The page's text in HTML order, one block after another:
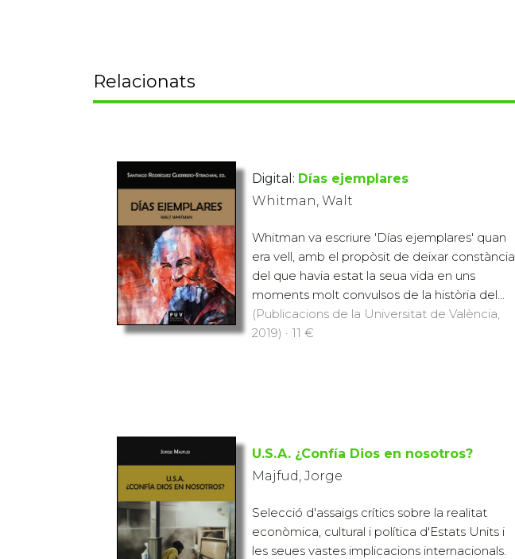
Relacionats
Digital: Días ejemplares
Whitman, Walt
Whitman va escriure 'Días ejemplares' quan
era vell, amb el propòsit de deixar constància
del que havia estat la seua vida en uns
moments molt convulsos de la història del...
(Publicacions de la Universitat de València,
2019) · 11 €
U.S.A. ¿Confía Dios en nosotros?
Majfud, Jorge
Selecció d'assaigs crítics sobre la realitat
econòmica, cultural i política d'Estats Units i
les seues vastes implicacions internacionals.